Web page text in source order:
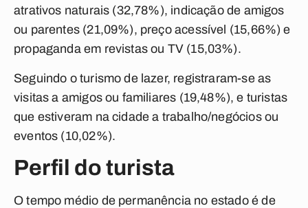
atrativos naturais (32,78%), indicação de amigos
ou parentes (21,09%), preço acessível (15,66%) e
propaganda em revistas ou TV (15,03%).
Seguindo o turismo de lazer, registraram-se as
visitas a amigos ou familiares (19,48%), e turistas
que estiveram na cidade a trabalho/negócios ou
eventos (10,02%).
Perfil do turista
O tempo médio de permanência no estado é de